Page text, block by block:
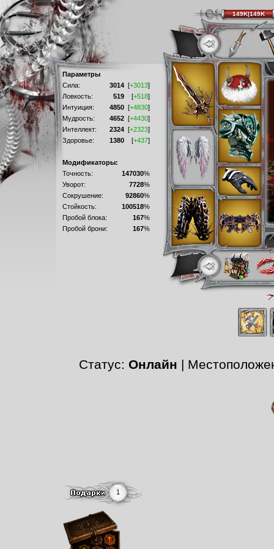
Параметры
Сила:
3014 [+3013]
Ловкость:
519 [+518]
Интуиция:
4850 [+4830]
Мудрость:
4652 [+4430]
Интеллект:
2324 [+2323]
Здоровье:
1380 [+437]
Модификаторы:
Точность:
147030%
Уворот:
7728%
Сокрушение:
92860%
Стойкость:
100518%
Пробой блока:
167%
Пробой брони:
167%
Статус: Онлайн |
1
149K|149K